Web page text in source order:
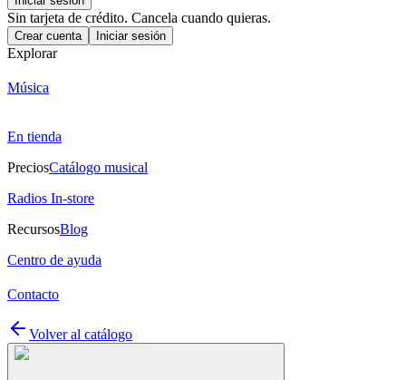
Sin tarjeta de crédito. Cancela cuando quieras.
Crear cuenta Iniciar sesión
Explorar
Música
En tienda
PreciosCatálogo musical
Radios In-store
RecursosBlog
Centro de ayuda
Contacto
Volver al catálogo